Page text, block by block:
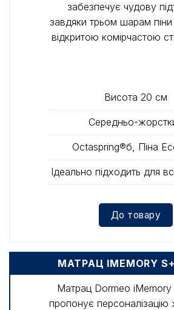
забезпечує чудову
завдяки трьом шарам
відкритою комірчастою
Висота 20 см
Середньо-
Octaspring®б, Піна
Ідеально підходить для
До товару
МАТРАЦ IMEMORY S+
Матрац Dormeo
пропонує персоналізацію